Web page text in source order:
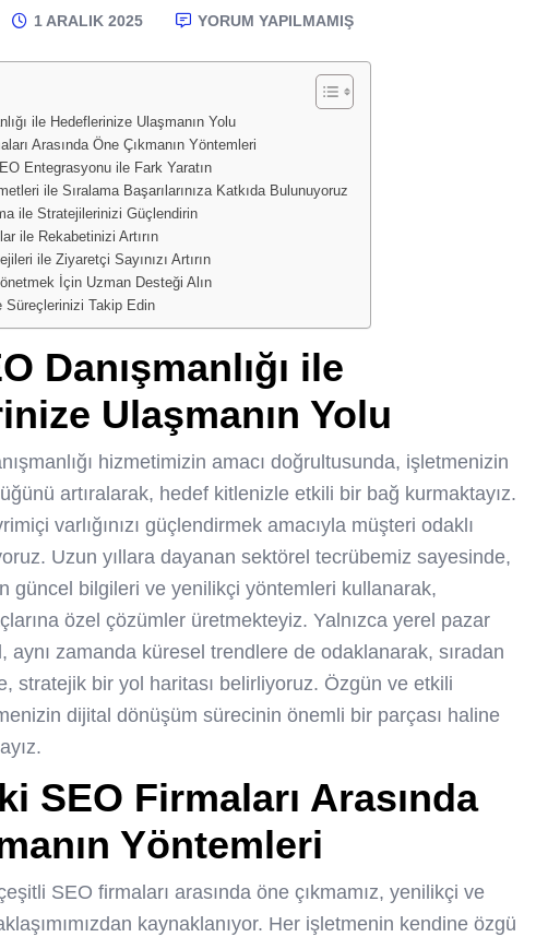
1 ARALIK 2025 YORUM YAPILMAMIŞ
ile Hedeflerinize Ulaşmanın Yolu
Arasında Öne Çıkmanın Yöntemleri
Entegrasyonu ile Fark Yaratın
ile Sıralama Başarılarınıza Katkıda Bulunuyoruz
ile Stratejilerinizi Güçlendirin
ile Rekabetinizi Artırın
ile Ziyaretçi Sayınızı Artırın
İçin Uzman Desteği Alın
Süreçlerinizi Takip Edin
Danışmanlığı ile
Ulaşmanın Yolu
hizmetimizin amacı doğrultusunda, işletmenizin
artıralarak, hedef kitlenizle etkili bir bağ kurmaktayız.
varlığınızı güçlendirmek amacıyla müşteri odaklı
Uzun yıllara dayanan sektörel tecrübemiz sayesinde,
güncel bilgileri ve yenilikçi yöntemleri kullanarak,
özel çözümler üretmekteyiz. Yalnızca yerel pazar
aynı zamanda küresel trendlere de odaklanarak, sıradan
stratejik bir yol haritası belirliyoruz. Özgün ve etkili
dijital dönüşüm sürecinin önemli bir parçası haline
SEO Firmaları Arasında
Yöntemleri
SEO firmaları arasında öne çıkmamız, yenilikçi ve
kaynaklanıyor. Her işletmenin kendine özgü